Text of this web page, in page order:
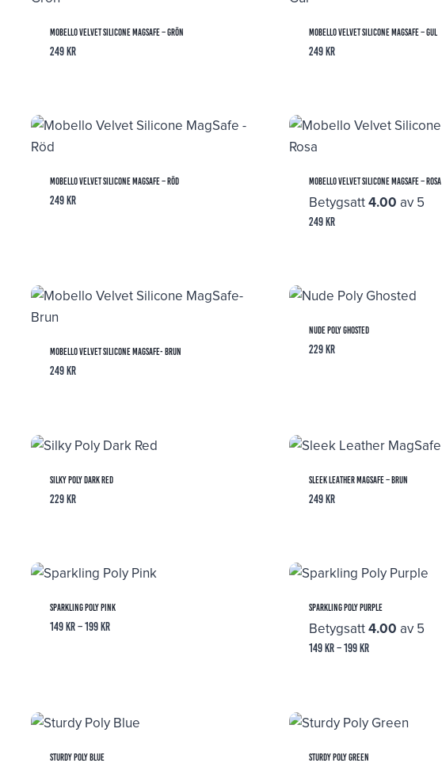
Mobello Velvet Silicone MagSafe – Grön
249 kr
Mobello Velvet Silicone MagSafe – Gul
249 kr
Mobello Velvet Silicone MagSafe – Röd
249 kr
Mobello Velvet Silicone MagSafe – Rosa
Betygsatt4.00 av 5
249 kr
Mobello Velvet Silicone MagSafe- Brun
249 kr
Nude Poly Ghosted
229 kr
Silky Poly Dark Red
229 kr
Sleek Leather MagSafe – Brun
249 kr
Sparkling Poly Pink
149 kr–199 krPrisintervall:
Sparkling Poly Purple
Betygsatt4.00 av 5
149 kr – 199 krPrisintervall:
Sturdy Poly Blue Sturdy Poly Green